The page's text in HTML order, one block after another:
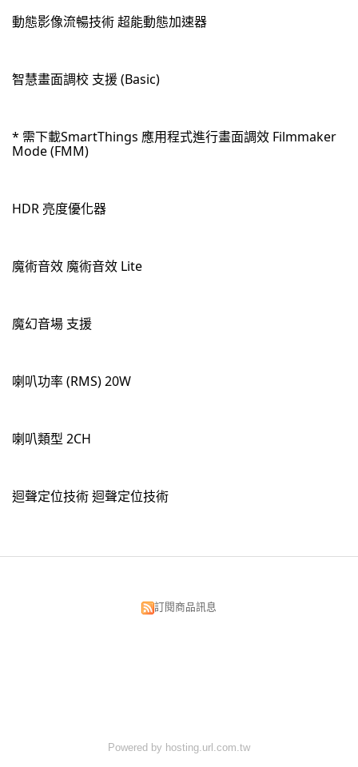
動態影像流暢技術 超能動態加速器
智慧畫面調校 支援 (Basic)
* 需下載SmartThings 應用程式進行畫面調效 Filmmaker
Mode (FMM)
HDR 亮度優化器
魔術音效 魔術音效 Lite
魔幻音場 支援
喇叭功率 (RMS) 20W
喇叭類型 2CH
迴聲定位技術 迴聲定位技術
訂閱商品訊息
Powered by hosting.url.com.tw